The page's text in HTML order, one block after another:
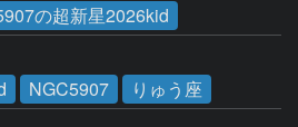
の超新星2026kid
NGC5907 りゅう座